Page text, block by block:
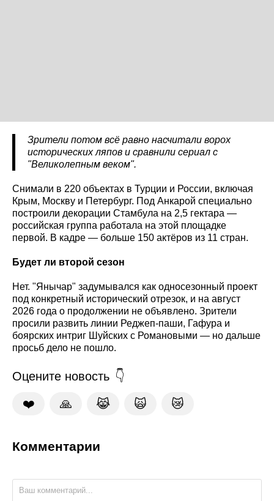
Зрители потом всё равно насчитали ворох
исторических ляпов и сравнили сериал с
"Великолепным веком".
Снимали в 220 объектах в Турции и России, включая
Крым, Москву и Петербург. Под Анкарой специально
построили декорации Стамбула на 2,5 гектара —
российская группа работала на этой площадке
первой. В кадре — больше 150 актёров из 11 стран.
Будет ли второй сезон
Нет. "Янычар" задумывался как односезонный проект
под конкретный исторический отрезок, и на август
2026 года о продолжении не объявлено. Зрители
просили развить линии Реджеп-паши, Гафура и
боярских интриг Шуйских с Романовыми — но дальше
просьб дело не пошло.
Оцените новость
❤️ 🙏 😹 🙀 😿
Комментарии